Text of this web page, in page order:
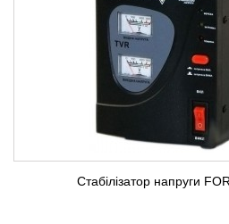
Стабілізатор напруги